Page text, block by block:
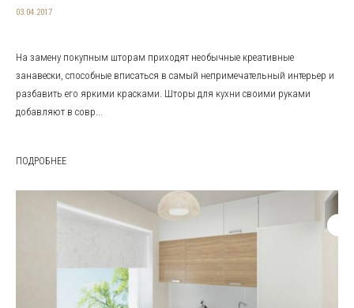
03.04.2017
На замену покупным шторам приходят необычные креативные
занавески, способные вписаться в самый непримечательный интерьер и
разбавить его яркими красками. Шторы для кухни своими руками
добавляют в совр...
ПОДРОБНЕЕ